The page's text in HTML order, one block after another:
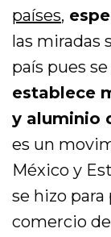
países,
las miradas
país pues
establece
y aluminio
es un
México y
se hizo
comercio